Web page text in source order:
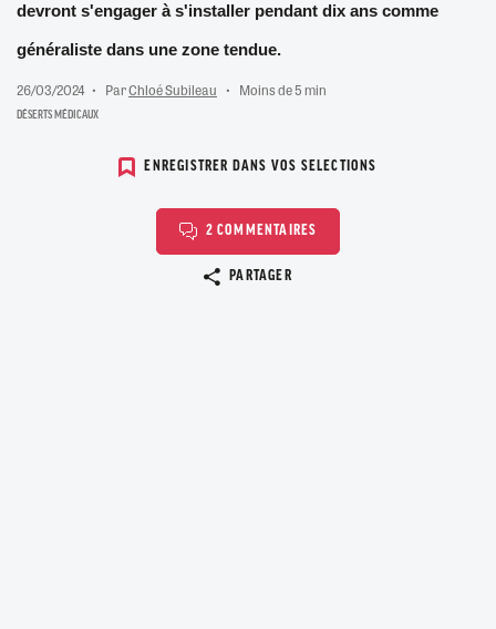
devront s'engager à s'installer pendant dix ans comme
généraliste dans une zone tendue.
26/03/2024 ParChloé Subileau Moins de 5 min
DÉSERTS MÉDICAUX
ENREGISTRER DANS VOS SELECTIONS
2 COMMENTAIRES
PARTAGER